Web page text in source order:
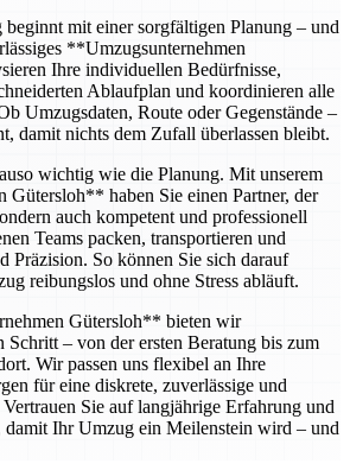
mit einer sorgfältigen Planung – und
**Umzugsunternehmen
Ihre individuellen Bedürfnisse,
Ablaufplan und koordinieren alle
Umzugsdaten, Route oder Gegenstände –
damit nichts dem Zufall überlassen bleibt.
wichtig wie die Planung. Mit unserem
Gütersloh** haben Sie einen Partner, der
auch kompetent und professionell
Teams packen, transportieren und
Präzision. So können Sie sich darauf
reibungslos und ohne Stress abläuft.
Gütersloh** bieten wir
Schritt – von der ersten Beratung bis zum
Wir passen uns flexibel an Ihre
für eine diskrete, zuverlässige und
Sie auf langjährige Erfahrung und
damit Ihr Umzug ein Meilenstein wird – und